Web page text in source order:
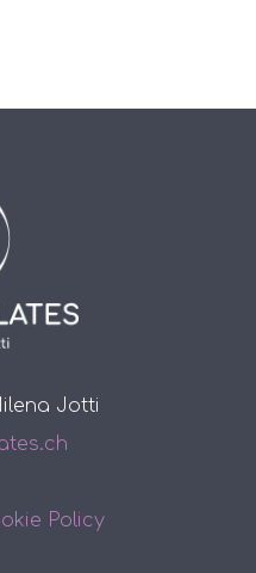
Jotti
Policy